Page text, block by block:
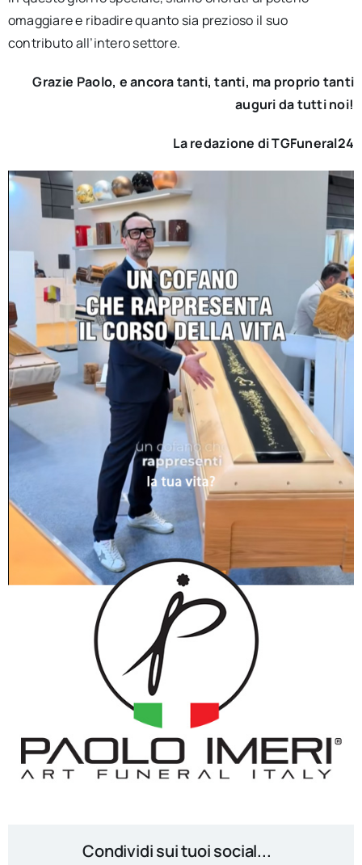
omaggiare e ribadire quanto sia prezioso il suo
contributo all’intero settore.
Grazie Paolo, e ancora tanti, tanti, ma proprio tanti
auguri da tutti noi!
La redazione di TGFuneral24
Condividi sui tuoi social...